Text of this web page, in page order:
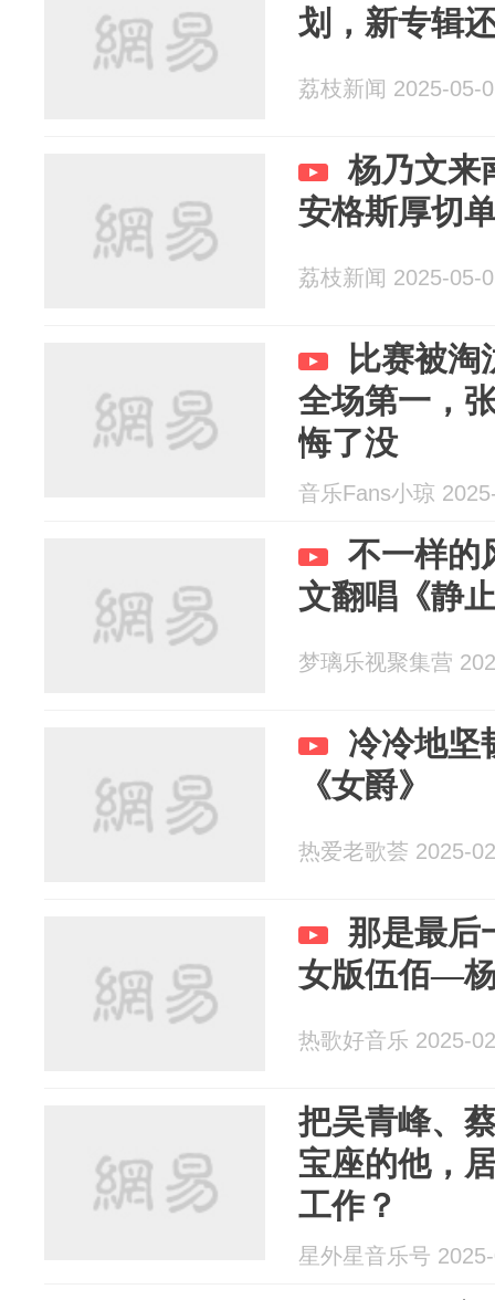
划，新专辑
荔枝新闻 2025-05-
杨乃文来
安格斯厚切
荔枝新闻 2025-05-
比赛被淘
全场第一，
悔了没
音乐Fans小琼
不一样的
文翻唱《静
梦璃乐视聚集营
冷冷地坚
《女爵》
热爱老歌荟 2025-
那是最后
女版伍佰—
热歌好音乐 2025-
把吴青峰、
宝座的他，
工作？
星外星音乐号